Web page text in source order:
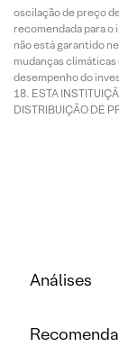
oscilação de preço
recomendada para
não está garantido
mudanças
desempenho do
ESTA
DISTRIBUIÇÃO DE
Análises